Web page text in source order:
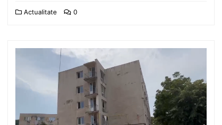
Actualitate 0